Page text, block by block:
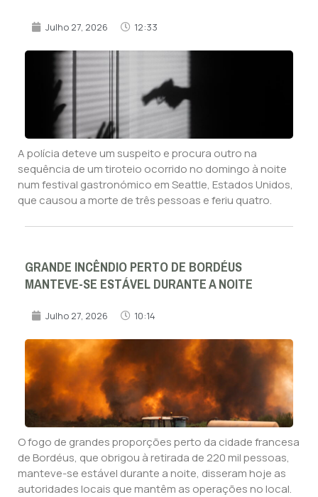
Julho 27, 2026 12:33
A polícia deteve um suspeito e procura outro na
sequência de um tiroteio ocorrido no domingo à noite
num festival gastronómico em Seattle, Estados Unidos,
que causou a morte de três pessoas e feriu quatro.
GRANDE INCÊNDIO PERTO DE BORDÉUS
MANTEVE-SE ESTÁVEL DURANTE A NOITE
Julho 27, 2026 10:14
O fogo de grandes proporções perto da cidade francesa
de Bordéus, que obrigou à retirada de 220 mil pessoas,
manteve-se estável durante a noite, disseram hoje as
autoridades locais que mantêm as operações no local.